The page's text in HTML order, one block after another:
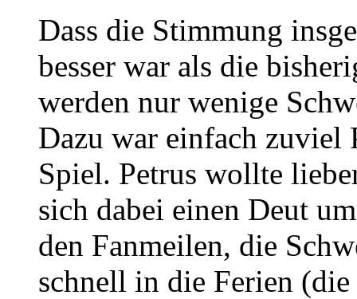
Dass die Stimmung
besser war als die
werden nur wenige
Dazu war einfach zuviel
Spiel. Petrus wollte
sich dabei einen Deut
den Fanmeilen, die
schnell in die Ferien